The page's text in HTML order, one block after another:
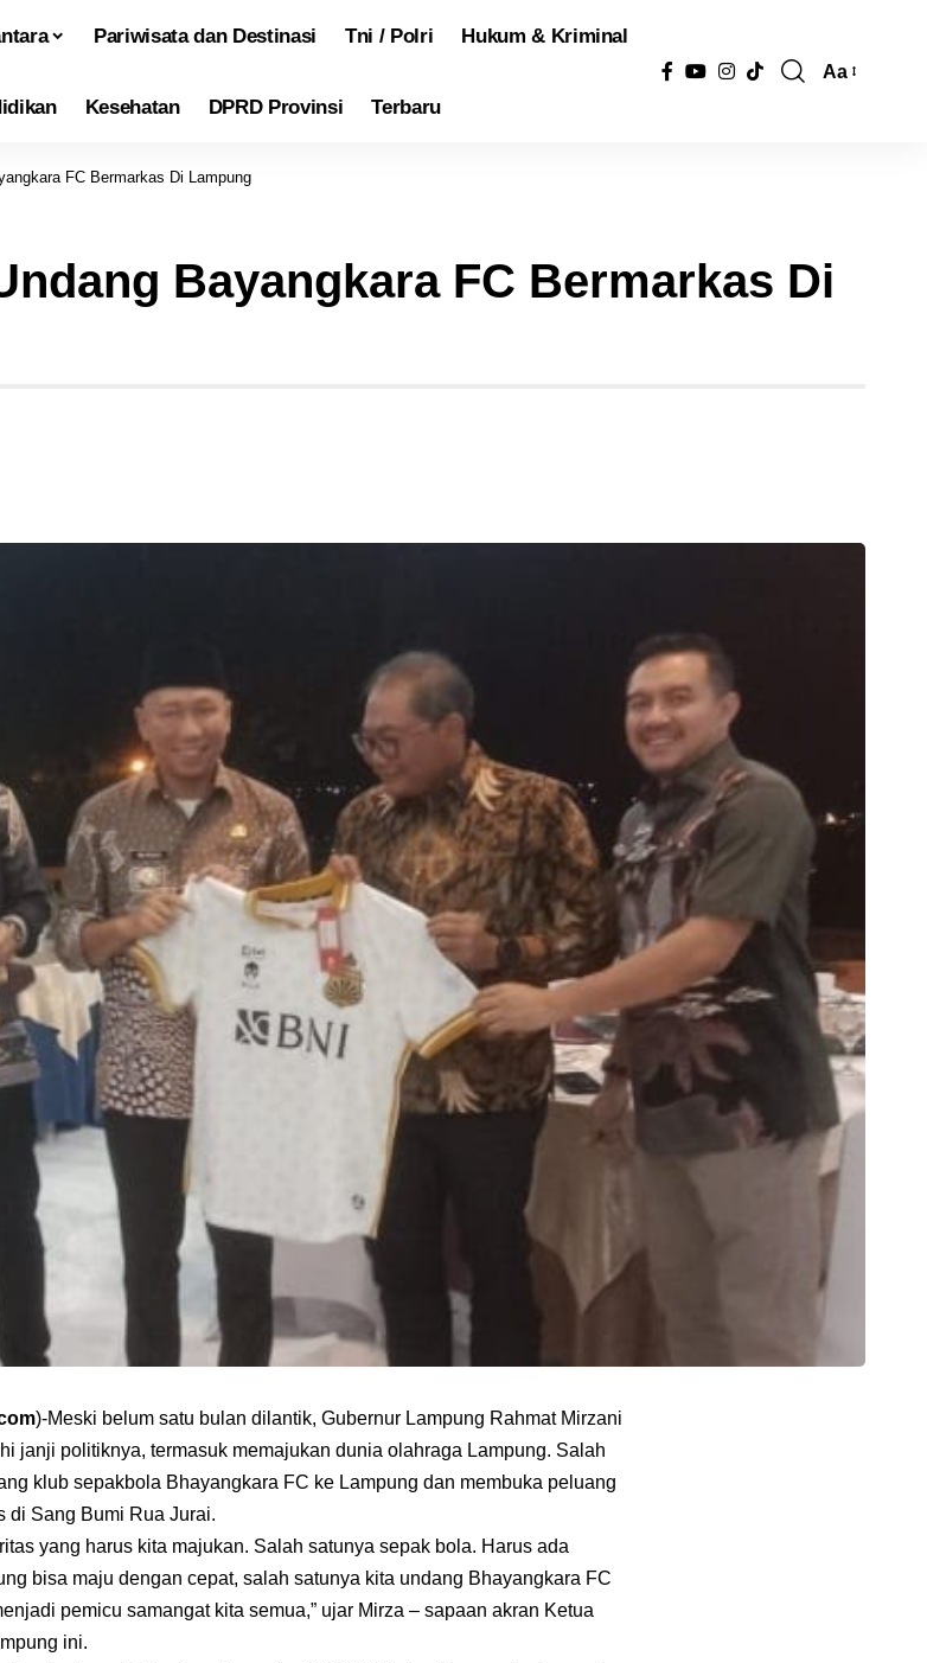
Pariwisata dan Destinasi Tni / Polri Hukum & Kriminal
Kesehatan DPRD Provinsi Terbaru
Aa
FC Bermarkas Di Lampung
Bayangkara FC Bermarkas Di
)-Meski belum satu bulan dilantik, Gubernur Lampung Rahmat Mirzani
janji politiknya, termasuk memajukan dunia olahraga Lampung. Salah
klub sepakbola Bhayangkara FC ke Lampung dan membuka peluang
di Sang Bumi Rua Jurai.
yang harus kita majukan. Salah satunya sepak bola. Harus ada
bisa maju dengan cepat, salah satunya kita undang Bhayangkara FC
pemicu samangat kita semua,” ujar Mirza – sapaan akran Ketua
ini.